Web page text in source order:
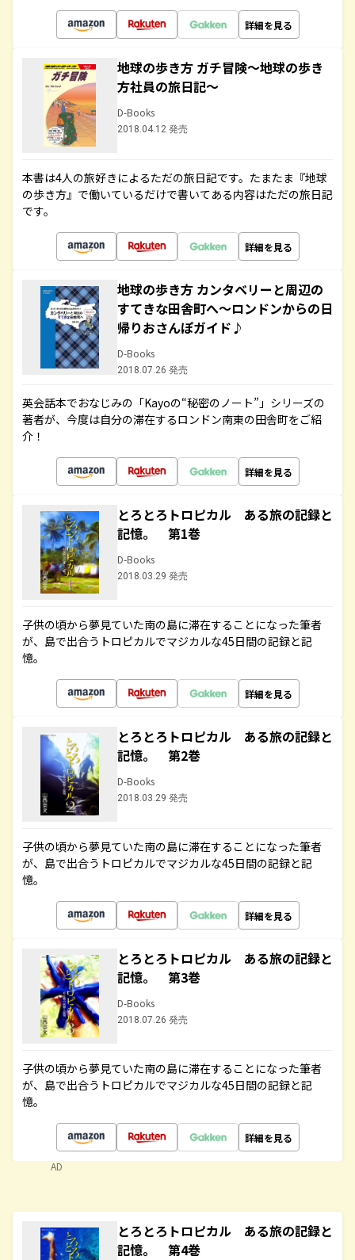
詳細を見る
地球の歩き方 ガチ冒険～地球の歩き
方社員の旅日記～
D-Books
2018.04.12 発売
本書は4人の旅好きによるただの旅日記です。たまたま『地球
の歩き方』で働いているだけで書いてある内容はただの旅日記
です。
詳細を見る
地球の歩き方 カンタベリーと周辺の
すてきな田舎町へ～ロンドンからの日
帰りおさんぽガイド♪
D-Books
2018.07.26 発売
英会話本でおなじみの「Kayoの“秘密のノート”」シリーズの
著者が、今度は自分の滞在するロンドン南東の田舎町をご紹
介！
詳細を見る
とろとろトロピカル ある旅の記録と
記憶。 第1巻
D-Books
2018.03.29 発売
子供の頃から夢見ていた南の島に滞在することになった筆者
が、島で出合うトロピカルでマジカルな45日間の記録と記
憶。
詳細を見る
とろとろトロピカル ある旅の記録と
記憶。 第2巻
D-Books
2018.03.29 発売
子供の頃から夢見ていた南の島に滞在することになった筆者
が、島で出合うトロピカルでマジカルな45日間の記録と記
憶。
詳細を見る
とろとろトロピカル ある旅の記録と
記憶。 第3巻
D-Books
2018.07.26 発売
子供の頃から夢見ていた南の島に滞在することになった筆者
が、島で出合うトロピカルでマジカルな45日間の記録と記
憶。
詳細を見る
AD
とろとろトロピカル ある旅の記録と
記憶。 第4巻